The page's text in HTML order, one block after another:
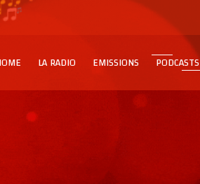
LA RADIO EMISSIONS PODCASTS